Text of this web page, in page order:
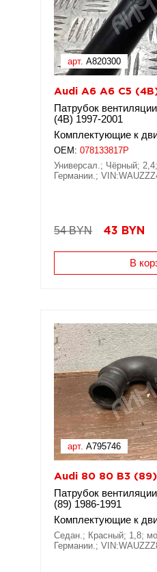
арт. A820300
Audi A6 A6 C5
Патрубок
(4B) 1997-2001
Комплектующие к
OEM: 078133817P
Универсал.; Чёрный;
Германии.;
54 BYN 43 BYN
В
арт. A795746
Audi 80 80 B3 (89)
Патрубок
(89) 1986-1991
Комплектующие к
Седан.; Красный; 1,8;
Германии.;